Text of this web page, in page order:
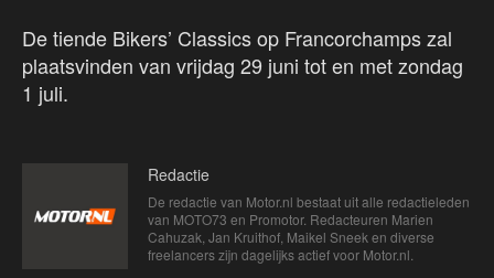
De tiende Bikers’ Classics op Francorchamps zal
plaatsvinden van vrijdag 29 juni tot en met zondag
1 juli.
Redactie
De redactie van Motor.nl bestaat uit alle redactieleden
van MOTO73 en Promotor. Redacteuren Marien
Cahuzak, Jan Kruithof, Maikel Sneek en diverse
freelancers zijn dagelijks actief voor Motor.nl.